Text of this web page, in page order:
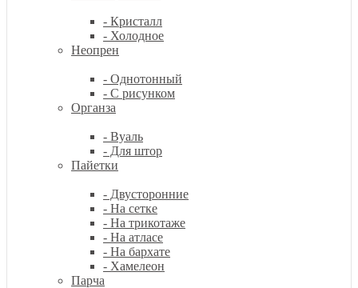
- Кристалл
- Холодное
Неопрен
- Однотонный
- С рисунком
Органза
- Вуаль
- Для штор
Пайетки
- Двусторонние
- На сетке
- На трикотаже
- На атласе
- На бархате
- Хамелеон
Парча